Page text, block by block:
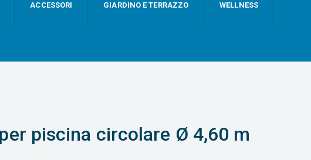
ACCESSORI GIARDINO E TERRAZZO WELLNESS
piscina circolare Ø 4,60 m